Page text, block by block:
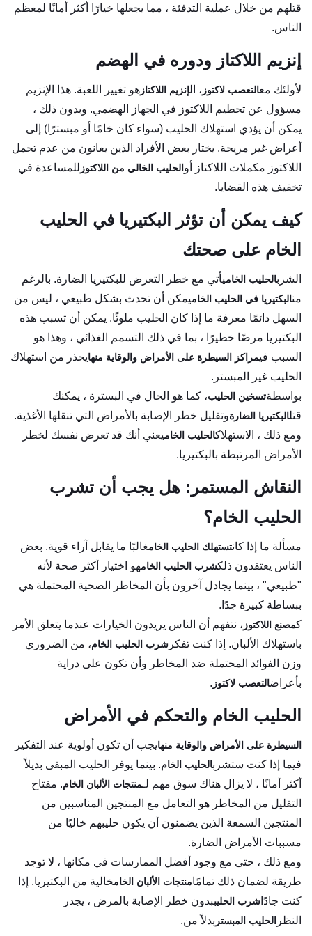
قتلهم من خلال عملية التدفئة ، مما يجعلها خيارًا أكثر أمانًا لمعظم
الناس.
إنزيم اللاكتاز ودوره في الهضم
لأولئك معالتعصب لاكتوز ، الإنزيم اللاكتاز هو تغيير اللعبة. هذا الإنزيم
مسؤول عن تحطيم اللاكتوز في الجهاز الهضمي. وبدون ذلك ،
يمكن أن يؤدي استهلاك الحليب (سواء كان خامًا أو مبسترًا) إلى
أعراض غير مريحة. يختار بعض الأفراد الذين يعانون من عدم تحمل
اللاكتوز مكملات اللاكتاز أو الحليب الخالي من اللاكتوز للمساعدة في
تخفيف هذه القضايا.
كيف يمكن أن تؤثر البكتيريا في الحليب
الخام على صحتك
الشربالحليب الخاميأتي مع خطر التعرض للبكتيريا الضارة. بالرغم
منالبكتيريا في الحليب الخاميمكن أن تحدث بشكل طبيعي ، ليس من
السهل دائمًا معرفة ما إذا كان الحليب ملوثًا. يمكن أن تسبب هذه
البكتيريا مرضًا خطيرًا ، بما في ذلك التسمم الغذائي ، وهذا هو
السبب فيمراكز السيطرة على الأمراض والوقاية منهايحذر من استهلاك
الحليب غير المبستر.
بواسطةتسخين الحليب، كما هو الحال في البسترة ، يمكنك
قتلالبكتيريا الضارةوتقليل خطر الإصابة بالأمراض التي تنقلها الأغذية.
ومع ذلك ، الاستهلاكالحليب الخاميعني أنك قد تعرض نفسك لخطر
الأمراض المرتبطة بالبكتيريا.
النقاش المستمر: هل يجب أن تشرب
الحليب الخام؟
مسألة ما إذا كانتستهلك الحليب الخامغالبًا ما يقابل آراء قوية. بعض
الناس يعتقدون ذلكشرب الحليب الخامهو اختيار أكثر صحة لأنه
"طبيعي" ، بينما يجادل آخرون بأن المخاطر الصحية المحتملة هي
ببساطة كبيرة جدًا.
كمصنع اللاكتوز ، نتفهم أن الناس يريدون الخيارات عندما يتعلق الأمر
باستهلاك الألبان. إذا كنت تفكر شرب الحليب الخام، من الضروري
وزن الفوائد المحتملة ضد المخاطر وأن تكون على دراية
بأعراضالتعصب لاكتوز .
الحليب الخام والتحكم في الأمراض
السيطرة على الأمراض والوقاية منهايجب أن تكون أولوية عند التفكير
فيما إذا كنت ستشربالحليب الخام. بينما يوفر الحليب المبقى بديلاً
أكثر أمانًا ، لا يزال هناك سوق مهم لـمنتجات الألبان الخام. مفتاح
التقليل من المخاطر هو التعامل مع المنتجين المناسبين من
المنتجين السمعة الذين يضمنون أن يكون حليبهم خاليًا من
مسببات الأمراض الضارة.
ومع ذلك ، حتى مع وجود أفضل الممارسات في مكانها ، لا توجد
طريقة لضمان ذلك تمامًامنتجات الألبان الخامخالية من البكتيريا. إذا
كنت جادًا شرب الحليببدون خطر الإصابة بالمرض ، يجدر
النظر الحليب المبستر بدلاً من.